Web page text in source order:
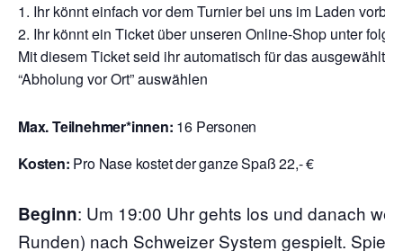
Ihr könnt einfach vor dem Turnier bei uns im Laden
Ihr könnt ein Ticket über unseren Online-Shop unter
Mit diesem Ticket seid ihr automatisch für das
“Abholung vor Ort” auswählen
Max. Teilnehmer*innen: 16 Personen
Kosten: Pro Nase kostet der ganze Spaß 22,- €
Beginn: Um 19:00 Uhr gehts los und danach
Runden) nach Schweizer System gespielt.